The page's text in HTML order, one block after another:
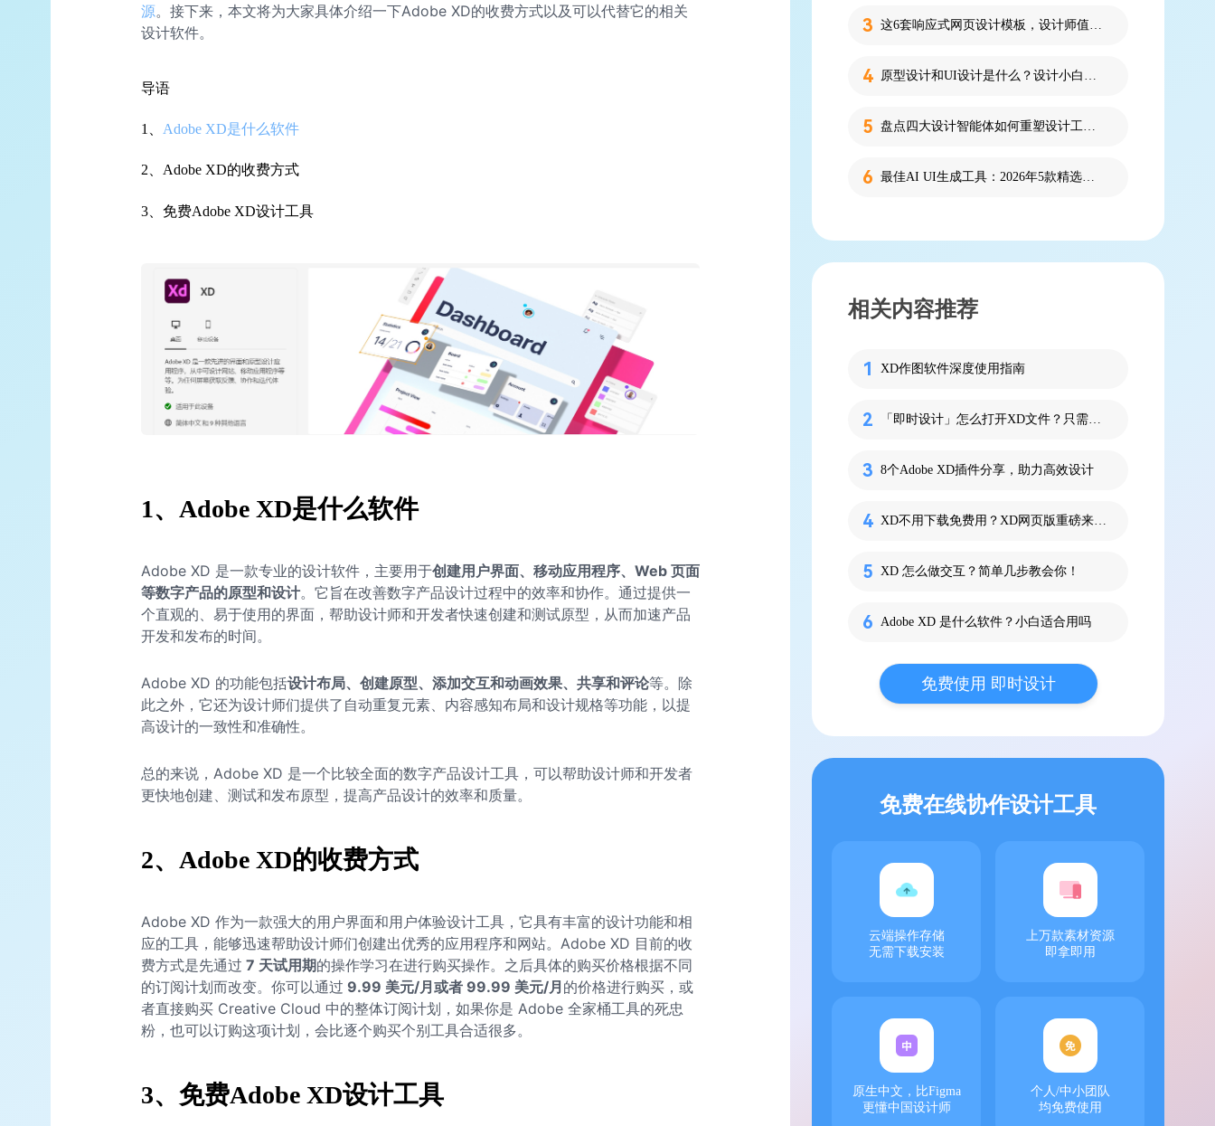
源。接下来，本文将为大家具体介绍一下Adobe XD的收费方式以及可以代替它的相关
设计软件。
导语
1、 Adobe XD是什么软件
2、Adobe XD的收费方式
3、免费Adobe XD设计工具
1、Adobe XD是什么软件
Adobe XD 是一款专业的设计软件，主要用于创建用户界面、移动应用程序、Web 页面
等数字产品的原型和设计。它旨在改善数字产品设计过程中的效率和协作。通过提供一
个直观的、易于使用的界面，帮助设计师和开发者快速创建和测试原型，从而加速产品
开发和发布的时间。
Adobe XD 的功能包括设计布局、创建原型、添加交互和动画效果、共享和评论等。除
此之外，它还为设计师们提供了自动重复元素、内容感知布局和设计规格等功能，以提
高设计的一致性和准确性。
总的来说，Adobe XD 是一个比较全面的数字产品设计工具，可以帮助设计师和开发者
更快地创建、测试和发布原型，提高产品设计的效率和质量。
2、Adobe XD的收费方式
Adobe XD 作为一款强大的用户界面和用户体验设计工具，它具有丰富的设计功能和相
应的工具，能够迅速帮助设计师们创建出优秀的应用程序和网站。Adobe XD 目前的收
费方式是先通过 7 天试用期的操作学习在进行购买操作。之后具体的购买价格根据不同
的订阅计划而改变。你可以通过 9.99 美元/月或者 99.99 美元/月 的价格进行购买，或
者直接购买 Creative Cloud 中的整体订阅计划，如果你是 Adobe 全家桶工具的死忠
粉，也可以订购这项计划，会比逐个购买个别工具合适很多。
3、免费Adobe XD设计工具
这6套响应式网页设计模板，设计师值得收藏！
原型设计和UI设计是什么？设计小白必看的科普！
盘点四大设计智能体如何重塑设计工作流
最佳AI UI生成工具：2026年5款精选，新手零代码快速制作界面
相关内容推荐
XD作图软件深度使用指南
「即时设计」怎么打开XD文件？只需2步
8个Adobe XD插件分享，助力高效设计
XD不用下载免费用？XD网页版重磅来袭！
XD 怎么做交互？简单几步教会你！
Adobe XD 是什么软件？小白适合用吗
免费使用 即时设计
免费在线协作设计工具
云端操作存储
无需下载安装
上万款素材资源
即拿即用
原生中文，比Figma
更懂中国设计师
个人/中小团队
均免费使用